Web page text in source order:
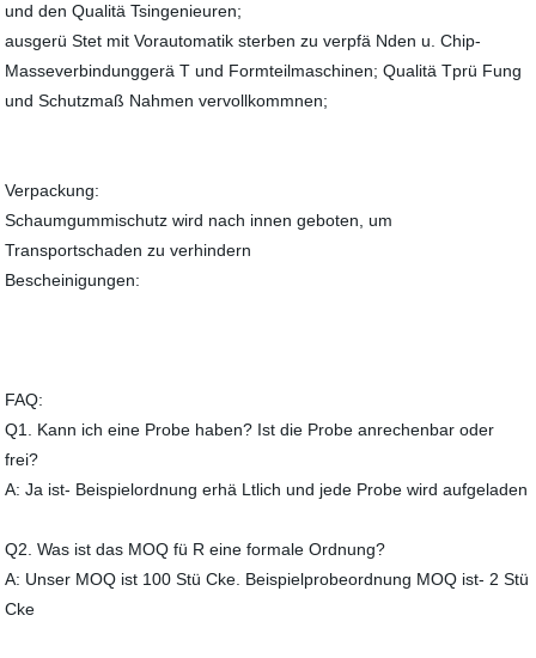
und den Qualitä Tsingenieuren;
ausgerü Stet mit Vorautomatik sterben zu verpfä Nden u. Chip-
Masseverbindunggerä T und Formteilmaschinen; Qualitä Tprü Fung
und Schutzmaß Nahmen vervollkommnen;
Verpackung:
Schaumgummischutz wird nach innen geboten, um
Transportschaden zu verhindern
Bescheinigungen:
FAQ:
Q1. Kann ich eine Probe haben? Ist die Probe anrechenbar oder
frei?
A: Ja ist- Beispielordnung erhä Ltlich und jede Probe wird aufgeladen
Q2. Was ist das MOQ fü R eine formale Ordnung?
A: Unser MOQ ist 100 Stü Cke. Beispielprobeordnung MOQ ist- 2 Stü
Cke